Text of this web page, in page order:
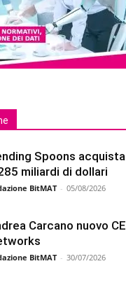
Spoons
miliardi di dollari
BitMAT - 05/08/2026
Carcano nuovo
BitMAT - 30/07/2026